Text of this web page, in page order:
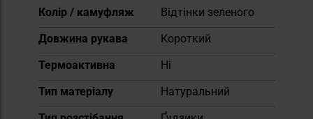
Докладніше
Колір / камуфляж
Відтінки зеленого
Довжина рукава
Короткий
Термоактивна
Ні
Тип матеріалу
Натуральний